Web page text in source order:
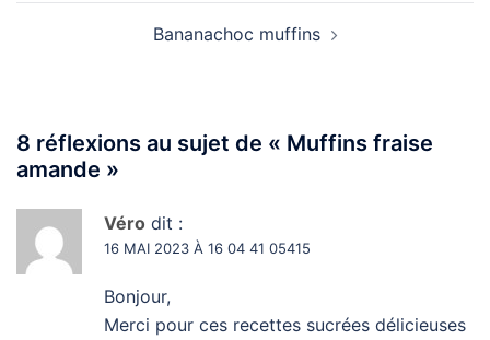
Bananachoc muffins
8 réflexions au sujet de « Muffins fraise
amande »
Véro dit :
16 MAI 2023 À 16 04 41 05415
Bonjour,
Merci pour ces recettes sucrées délicieuses